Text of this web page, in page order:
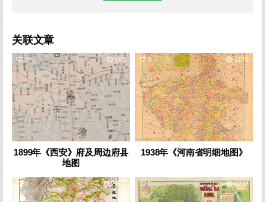
关联文章
0 985
1899年《西安》府及周边府县
地图
0 1176
1938年《河南省明细地图》
0 2800 0 1272